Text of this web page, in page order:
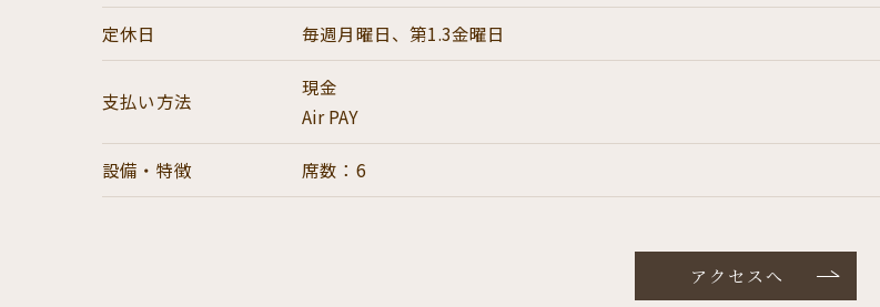
定休日 毎週月曜日、第1.3金曜日
支払い方法
現金
Air PAY
設備・特徴 席数：6
アクセスへ